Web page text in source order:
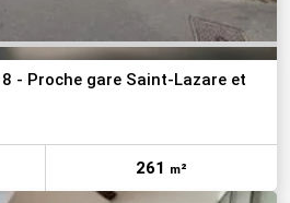
- Proche gare Saint-Lazare et
261 m²